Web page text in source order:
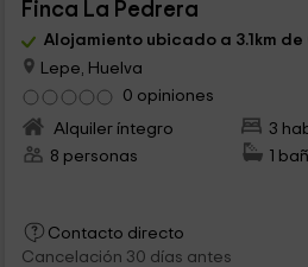
Finca La Pedrera
Alojamiento ubicado a 3.1km
Lepe, Huelva
0 opiniones
Alquiler íntegro
3
8 personas
1
Contacto directo
Cancelación 30 días antes